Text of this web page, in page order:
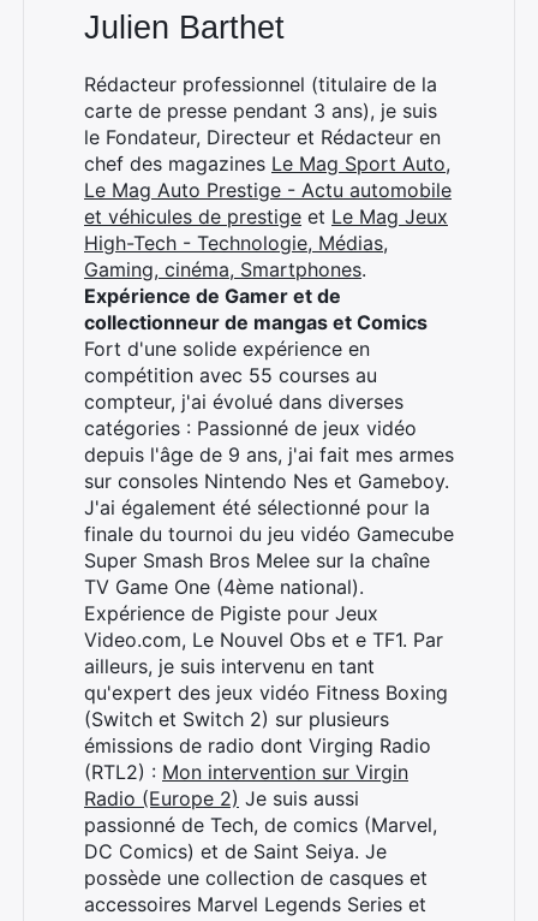
Julien Barthet
Rédacteur professionnel (titulaire de la
carte de presse pendant 3 ans), je suis
le Fondateur, Directeur et Rédacteur en
chef des magazines Le Mag Sport Auto,
Le Mag Auto Prestige - Actu automobile
et véhicules de prestige et Le Mag Jeux
High-Tech - Technologie, Médias,
Gaming, cinéma, Smartphones.
Expérience de Gamer et de
collectionneur de mangas et Comics
Fort d'une solide expérience en
compétition avec 55 courses au
compteur, j'ai évolué dans diverses
catégories : Passionné de jeux vidéo
depuis l'âge de 9 ans, j'ai fait mes armes
sur consoles Nintendo Nes et Gameboy.
J'ai également été sélectionné pour la
finale du tournoi du jeu vidéo Gamecube
Super Smash Bros Melee sur la chaîne
TV Game One (4ème national).
Expérience de Pigiste pour Jeux
Video.com, Le Nouvel Obs et e TF1. Par
ailleurs, je suis intervenu en tant
qu'expert des jeux vidéo Fitness Boxing
(Switch et Switch 2) sur plusieurs
émissions de radio dont Virging Radio
(RTL2) : Mon intervention sur Virgin
Radio (Europe 2) Je suis aussi
passionné de Tech, de comics (Marvel,
DC Comics) et de Saint Seiya. Je
possède une collection de casques et
accessoires Marvel Legends Series et
Rechercher